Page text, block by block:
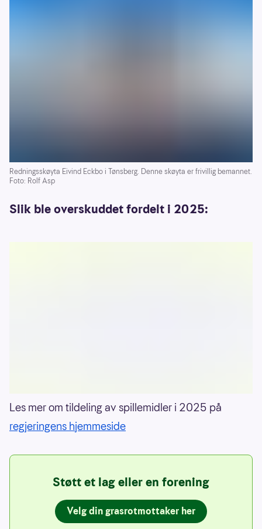
Redningsskøyta Eivind Eckbo i Tønsberg. Denne skøyta er frivillig bemannet.
Foto: Rolf Asp
Slik ble overskuddet fordelt i 2025:
Les mer om tildeling av spillemidler i 2025 på
regjeringens hjemmeside
Støtt et lag eller en forening
Velg din grasrotmottaker her